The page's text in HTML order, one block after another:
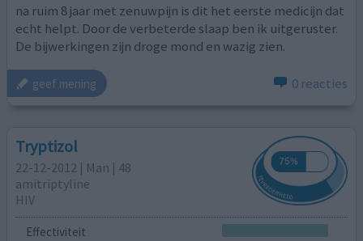
na ruim 8 jaar met zenuwpijn is dit het eerste medicijn dat
echt helpt. Door de verbeterde slaap ben ik uitgeruster.
De bijwerkingen zijn droge mond en wazig zien.
geef mening 0 reacties
Tryptizol
22-12-2012 | Man | 48
amitriptyline
HIV
Effectiviteit